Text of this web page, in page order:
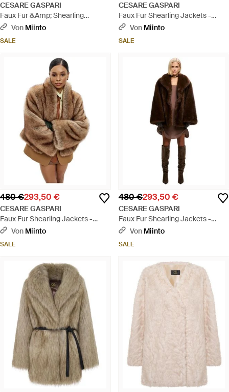
CESARE GASPARI
Faux Fur &Amp; Shearling
Jackets - Mettallic
Von Miinto
SALE
CESARE GASPARI
Faux Fur Shearling Jackets -
Braun
Von Miinto
SALE
480 €293,50 €
CESARE GASPARI
Faux Fur Shearling Jackets -
Braun
Von Miinto
SALE
480 €293,50 €
CESARE GASPARI
Faux Fur Shearling Jackets -
Braun
Von Miinto
SALE